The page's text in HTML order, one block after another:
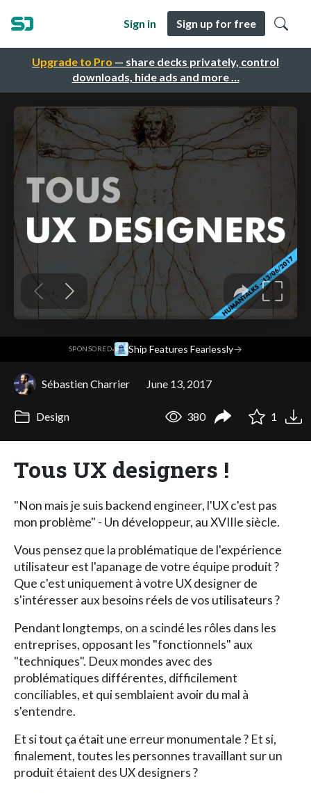
Upgrade to Pro — share decks privately, control
downloads, hide ads and more …
Sign in Sign up for free
SPONSORED· Ship Features Fearlessly→
Sébastien Charrier June 13, 2017
Design 380 1
Tous UX designers !
"Non mais je suis backend engineer, l'UX c'est pas
mon problème" - Un développeur, au XVIIIe siècle.
Vous pensez que la problématique de l'expérience
utilisateur est l'apanage de votre équipe produit ?
Que c'est uniquement à votre UX designer de
s'intéresser aux besoins réels de vos utilisateurs ?
Pendant longtemps, on a scindé les rôles dans les
entreprises, opposant les "fonctionnels" aux
"techniques". Deux mondes avec des
problématiques différentes, difficilement
conciliables, et qui semblaient avoir du mal à
s'entendre.
Et si tout ça était une erreur monumentale ? Et si,
finalement, toutes les personnes travaillant sur un
produit étaient des UX designers ?